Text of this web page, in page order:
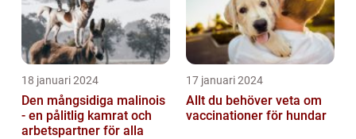
18 januari 2024
Den mångsidiga malinois
- en pålitlig kamrat och
arbetspartner för alla
17 januari 2024
Allt du behöver veta om
vaccinationer för hundar